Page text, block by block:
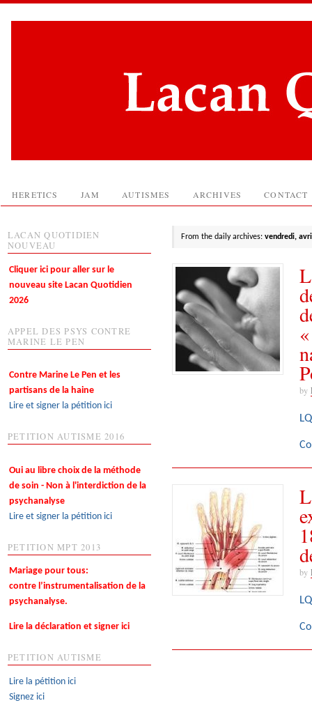
HERETICS JAM AUTISMES ARCHIVES CONTACT
From the daily archives: vendredi,
by
by
LACAN QUOTIDIEN
NOUVEAU
Cliquer ici pour aller sur le
nouveau site Lacan Quotidien
2026
APPEL DES PSYS CONTRE
MARINE LE PEN
Contre Marine Le Pen et les
partisans de la haine
Lire et signer la pétition ici
PETITION AUTISME 2016
Oui au libre choix de la méthode
de soin - Non à l'interdiction de la
psychanalyse
Lire et signer la pétition ici
PETITION MPT 2013
Mariage pour tous:
contre l’instrumentalisation de la
psychanalyse.
Lire la déclaration et signer ici
PETITION AUTISME
Lire la pétition ici
Signez ici